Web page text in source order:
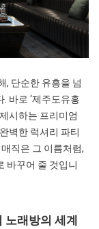
, 단순한 유흥을 넘
바로 ‘제주도유흥
시하는 프리미엄
벽한 럭셔리 파티
직은 그 이름처럼,
바꾸어 줄 것입니
노래방의 세계